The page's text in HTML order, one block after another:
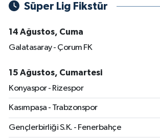
Süper Lig Fikstür
14 Ağustos, Cuma
Galatasaray - Çorum FK
15 Ağustos, Cumartesi
Konyaspor - Rizespor
Kasımpaşa - Trabzonspor
Gençlerbirliği S.K. - Fenerbahçe